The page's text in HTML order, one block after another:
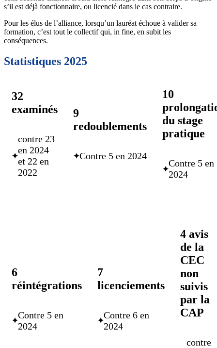
s’il est déjà fonctionnaire, ou licencié dans le cas contraire.
Pour les élus de l’alliance, lorsqu’un lauréat échoue à valider sa
formation, c’est tout le collectif qui, in fine, en subit les
conséquences.
Statistiques 2025
32
examinés
✦
contre 23
en 2024
et 22 en
2022
9
redoublements
✦Contre 5 en 2024
10
du stage
pratique
✦
Contre 5 en
2024
6
réintégrations
✦
Contre 5 en
2024
7
licenciements
✦
Contre 6 en
2024
4 avis
de la
CEC
non
suivis
par la
CAP
contre